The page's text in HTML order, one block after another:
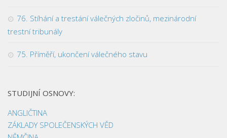
76. Stíhání a trestání válečných zločinů, mezinárodní
trestní tribunály
75. Příměří, ukončení válečného stavu
STUDIJNÍ OSNOVY:
ANGLIČTINA
ZÁKLADY SPOLEČENSKÝCH VĚD